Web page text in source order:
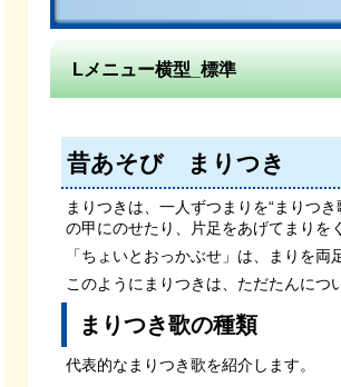
Lメニュー横型_標準
昔あそび まりつき
まりつきは、一人ずつまりを“まりつ
の甲にのせたり、片足をあげてまりを
「ちょいとおっかぶせ」は、まりを
このようにまりつきは、ただたんにつ
まりつき歌の種類
代表的なまりつき歌を紹介します。